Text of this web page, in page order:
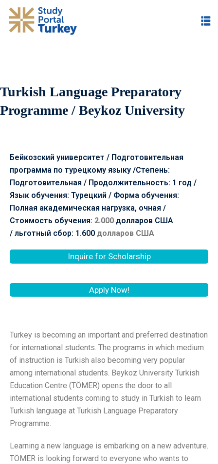
Turkish Language Preparatory
Programme / Beykoz University
Бейкозский университет / Подготовительная
программа по турецкому языку /Степень:
Подготовительная / Продолжительность: 1 год /
Язык обучения: Турецкий / Форма обучения:
Полная академическая нагрузка, очная /
Стоимость обучения: 2.000долларов США
/ льготный сбор: 1.600 долларов США
Inquire for Scholarship
Apply Now!
Turkey is becoming an important and preferred destination
for international students. The programs in which medium
of instruction is Turkish also becoming very popular
among international students. Beykoz University Turkish
Education Centre (TÖMER) opens the door to all
international students coming to study in Turkish to learn
Turkish language at Turkish Language Preparatory
Programme.
Learning a new language is embarking on a new adventure.
TÖMER is looking forward to everyone who wants to